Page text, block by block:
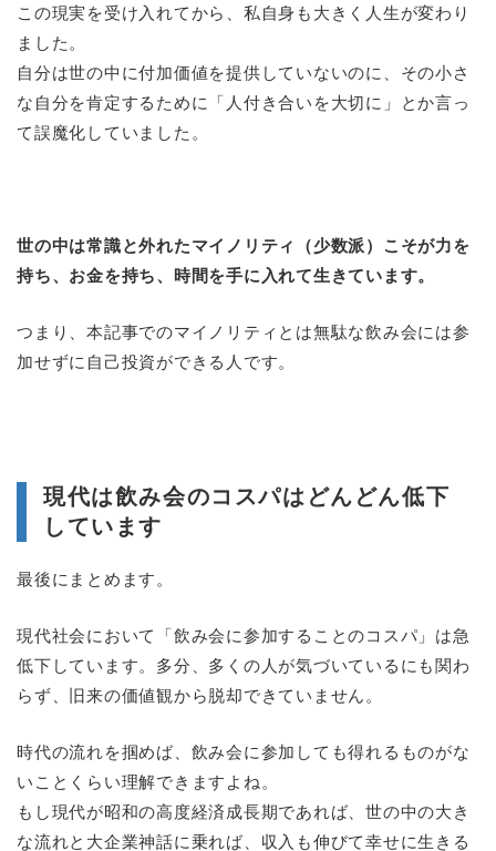
この現実を受け入れてから、私自身も大きく人生が変わり
ました。
自分は世の中に付加価値を提供していないのに、その小さ
な自分を肯定するために「人付き合いを大切に」とか言っ
て誤魔化していました。
世の中は常識と外れたマイノリティ（少数派）こそが力を
持ち、お金を持ち、時間を手に入れて生きています。
つまり、本記事でのマイノリティとは無駄な飲み会には参
加せずに自己投資ができる人です。
現代は飲み会のコスパはどんどん低下
しています
最後にまとめます。
現代社会において「飲み会に参加することのコスパ」は急
低下しています。多分、多くの人が気づいているにも関わ
らず、旧来の価値観から脱却できていません。
時代の流れを掴めば、飲み会に参加しても得れるものがな
いことくらい理解できますよね。
もし現代が昭和の高度経済成長期であれば、世の中の大き
な流れと大企業神話に乗れば、収入も伸びて幸せに生きる